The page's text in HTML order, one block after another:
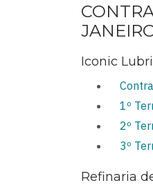
Iconic
1º
2º
3º
Refinaria